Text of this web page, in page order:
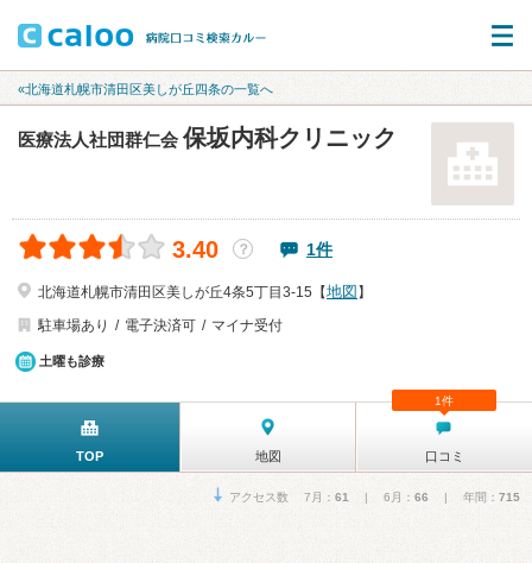
«北海道札幌市清田区美しが丘四条の一覧へ
医療法人社団群仁会 保坂内科クリニック
3.40 ？ 1件
北海道札幌市清田区美しが丘4条5丁目3-15【地図 】
駐車場あり
電子決済可 マイナ受付
土曜も診療
TOP 地図 口コミ
1件
アクセス数 7月： 61 | 6月： 66 | 年間： 715